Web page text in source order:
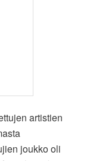
artistien
joukko oli